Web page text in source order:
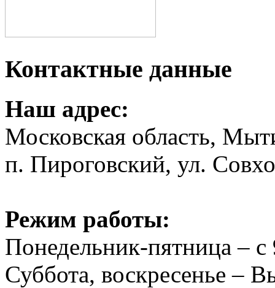
Контактные данные
Наш адрес:
Московская область,
п. Пироговский, ул.
Режим работы:
Понедельник-пятница –
Суббота, воскресенье –